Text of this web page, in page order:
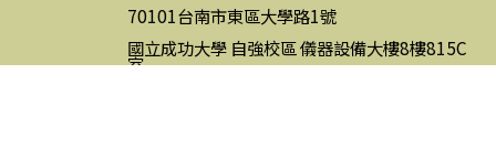
70101台南市東區大學路1號
國立成功大學 自強校區 儀器設備大樓8樓815C
室